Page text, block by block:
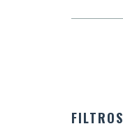
FILTROS